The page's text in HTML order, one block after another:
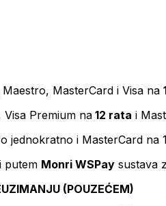
Maestro, MasterCard i Visa na
Visa Premium na 12 rata i
jednokratno i MasterCard na
putem Monri WSPay sustava
(POUZEĆEM)